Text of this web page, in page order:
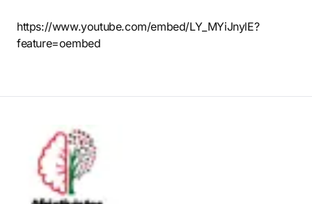
https://www.youtube.com/embed/LY_MYiJnylE?
feature=oembed